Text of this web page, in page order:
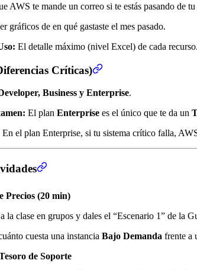
AWS te mande un correo si te estás pasando de
gráficos de en qué gastaste el mes pasado.
El detalle máximo (nivel Excel) de cada recurso.
Críticas)
Business y Enterprise.
El plan Enterprise es el único que te da un
En el plan Enterprise, si tu sistema crítico falla,
Precios (20 min)
la clase en grupos y dales el “Escenario 1” de la
cuesta una instancia Bajo Demanda frente a
de Soporte